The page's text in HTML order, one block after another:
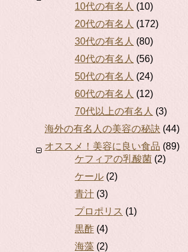
10代の有名人 (10)
20代の有名人 (172)
30代の有名人 (80)
40代の有名人 (56)
50代の有名人 (24)
60代の有名人 (12)
70代以上の有名人 (3)
海外の有名人の美容の秘訣 (44)
オススメ！美容に良い食品 (89)
ケフィアの乳酸菌 (2)
ケール (2)
青汁 (3)
プロポリス (1)
黒酢 (4)
海藻 (2)